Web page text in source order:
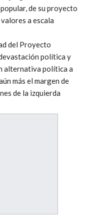
de su proyecto
a escala
del Proyecto
política y
alternativa política a
más el margen de
de la izquierda